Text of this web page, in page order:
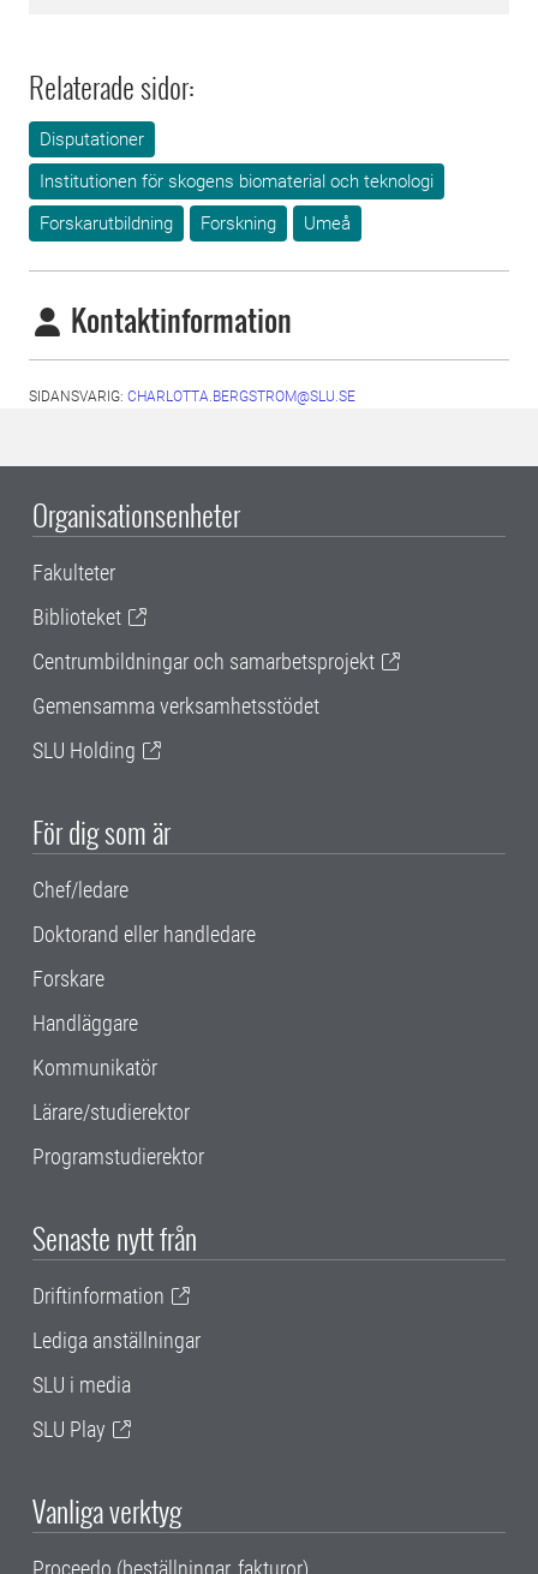
Relaterade sidor:
Disputationer
Institutionen för skogens biomaterial och teknologi
Forskarutbildning
Forskning Umeå
Kontaktinformation
SIDANSVARIG: CHARLOTTA.BERGSTROM@SLU.SE
Organisationsenheter
Fakulteter
Biblioteket
Centrumbildningar och samarbetsprojekt
Gemensamma verksamhetsstödet
SLU Holding
För dig som är
Chef/ledare
Doktorand eller handledare
Forskare
Handläggare
Kommunikatör
Lärare/studierektor
Programstudierektor
Senaste nytt från
Driftinformation
Lediga anställningar
SLU i media
SLU Play
Vanliga verktyg
Proceedo (beställningar, fakturor)